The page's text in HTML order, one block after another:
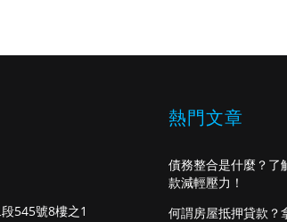
545號8樓之1
熱門文章
債務整合是什麼？了
款減輕壓力！
何謂房屋抵押貸款？